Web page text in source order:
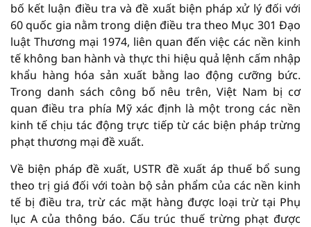
bố kết luận điều tra và đề xuất biện pháp xử lý đối với
60 quốc gia nằm trong diện điều tra theo Mục 301 Đạo
luật Thương mại 1974, liên quan đến việc các nền kinh
tế không ban hành và thực thi hiệu quả lệnh cấm nhập
khẩu hàng hóa sản xuất bằng lao động cưỡng bức.
Trong danh sách công bố nêu trên, Việt Nam bị cơ
quan điều tra phía Mỹ xác định là một trong các nền
kinh tế chịu tác động trực tiếp từ các biện pháp trừng
phạt thương mại đề xuất.
Về biện pháp đề xuất, USTR đề xuất áp thuế bổ sung
theo trị giá đối với toàn bộ sản phẩm của các nền kinh
tế bị điều tra, trừ các mặt hàng được loại trừ tại Phụ
lục A của thông báo. Cấu trúc thuế trừng phạt được